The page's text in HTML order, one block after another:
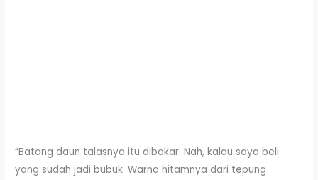
“Batang daun talasnya itu dibakar. Nah, kalau saya beli
yang sudah jadi bubuk. Warna hitamnya dari tepung